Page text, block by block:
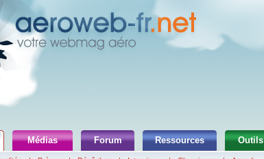
Médias Forum Ressources Outils